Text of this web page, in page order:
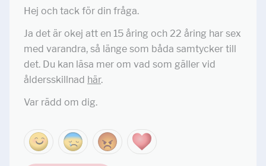
Hej och tack för din fråga.
Ja det är okej att en 15 åring och 22 åring har sex
med varandra, så länge som båda samtycker till
det. Du kan läsa mer om vad som gäller vid
åldersskillnad här.
Var rädd om dig.